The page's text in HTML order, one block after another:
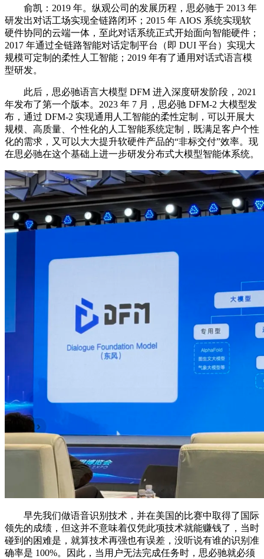
俞凯：2019 年。纵观公司的发展历程，思必驰于 2013 年
研发出对话工场实现全链路闭环；2015 年 AIOS 系统实现软
硬件协同的云端一体，至此对话系统正式开始面向智能硬件；
2017 年通过全链路智能对话定制平台（即 DUI 平台）实现大
规模可定制的柔性人工智能；2019 年有了通用对话式语言模
型研发。
此后，思必驰语言大模型 DFM 进入深度研发阶段，2021
年发布了第一个版本。2023 年 7 月，思必驰 DFM-2 大模型发
布，通过 DFM-2 实现通用人工智能的柔性定制，可以开展大
规模、高质量、个性化的人工智能系统定制，既满足客户个性
化的需求，又可以大大提升软硬件产品的“非标交付”效率。现
在思必驰在这个基础上进一步研发分布式大模型智能体系统。
早先我们做语音识别技术，并在美国的比赛中取得了国际
领先的成绩，但这并不意味着仅凭此项技术就能赚钱了，当时
碰到的困难是，就算技术再强也有误差，没听说有谁的识别准
确率是 100%。因此，当用户无法完成任务时，思必驰就必须